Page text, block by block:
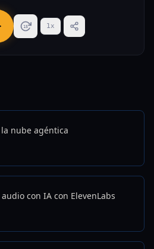
15 1x
nube agéntica
con IA con ElevenLabs